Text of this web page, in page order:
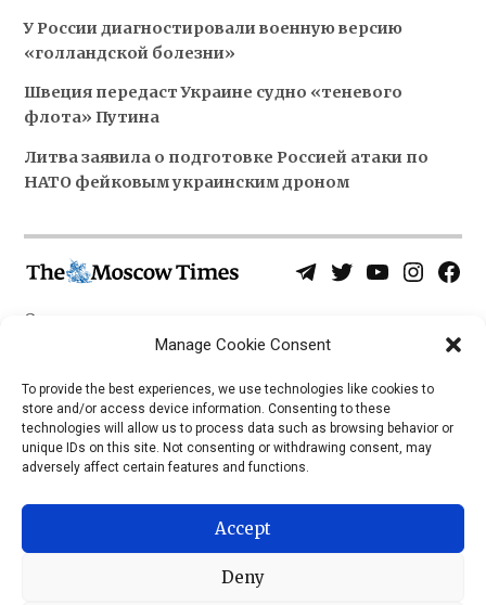
Manage Cookie Consent
To provide the best experiences, we use technologies like cookies to
store and/or access device information. Consenting to these
technologies will allow us to process data such as browsing behavior or
unique IDs on this site. Not consenting or withdrawing consent, may
adversely affect certain features and functions.
Accept
Deny
У России диагностировали военную версию
«голландской болезни»
Швеция передаст Украине судно «теневого
флота» Путина
Литва заявила о подготовке Россией атаки по
НАТО фейковым украинским дроном
Telegram
TwitterYouTubeInstagram
О нас
Политика конфиденциальности
iOS
Android